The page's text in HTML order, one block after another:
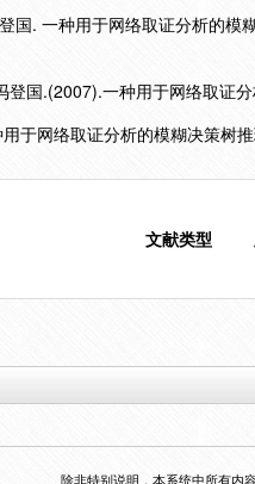
国. 一种用于网络取证分析的
登国.(2007).一种用于网络取证
于网络取证分析的模糊决策树
文献类型
除非特别说明，本系统中所有内